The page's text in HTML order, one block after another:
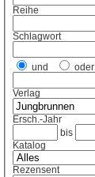
Reihe
Schlagwort
und
oder
Verlag
Ersch.-Jahr
bis
Katalog
Rezensent